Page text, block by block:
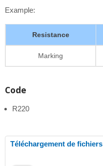
Example:
Resistance
Marking
Code
R220
Téléchargement de fichiers